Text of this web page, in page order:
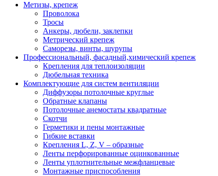
Метизы, крепеж
Проволока
Тросы
Анкеры, дюбели, заклепки
Метрический крепеж
Саморезы, винты, шурупы
Профессиональный, фасадный,химический крепеж
Крепления для теплоизоляции
Дюбельная техника
Комплектующие для систем вентиляции
Диффузоры потолочные круглые
Обратные клапаны
Потолочные анемостаты квадратные
Скотчи
Герметики и пены монтажные
Гибкие вставки
Крепления L, Z, V – образные
Ленты перфорированные оцинкованные
Ленты уплотнительные межфланцевые
Монтажные приспособления